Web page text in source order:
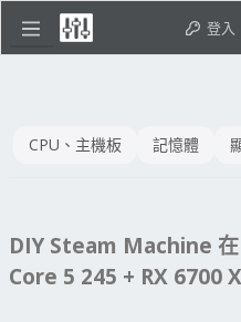
登入
CPU、主機板 記憶體
DIY Steam Machine
Core 5 245 + RX 6700